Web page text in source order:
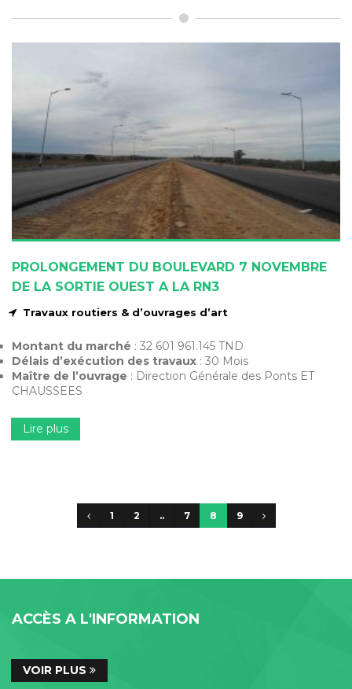
PROLONGEMENT DU BOULEVARD 7 NOVEMBRE
DE LA SORTIE OUEST A LA RN3
Travaux routiers & d’ouvrages d’art
Montant du marché : 32 601 961.145 TND
Délais d’exécution des travaux : 30 Mois
Maître de l’ouvrage : Direction Générale des Ponts ET
CHAUSSEES
Lire plus
1 2 .. 7 8 9
ACCÈS A L'INFORMATION
VOIR PLUS